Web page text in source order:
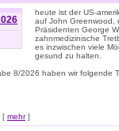
heute ist der US-
auf John Greenwood,
Präsidenten George
zahnmedizinische
es inzwischen viele
gesund zu halten.
8/2026 haben wir folgende
[ mehr]